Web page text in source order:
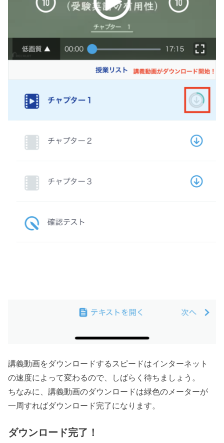
講義動画をダウンロードするスピードはインターネット
の速度によって変わるので、しばらく待ちましょう。
ちなみに、講義動画のダウンロードは緑色のメーターが
一周すればダウンロード完了になります。
ダウンロード完了！